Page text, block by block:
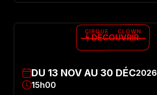
CIRQUE CLOWN
DU13 NOV AU30 DÉC2026
15h00
DÉCOUVRIR